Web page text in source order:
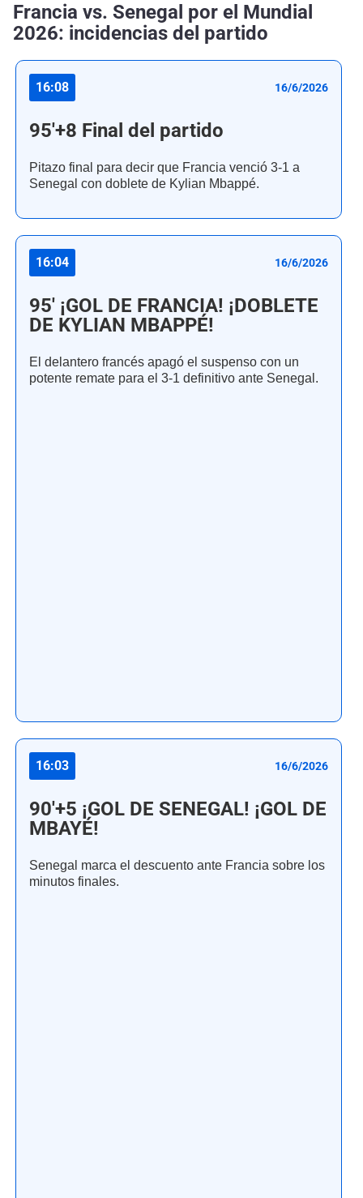
Francia vs. Senegal por el Mundial
2026: incidencias del partido
16:08 16/6/2026
95'+8 Final del partido
Pitazo final para decir que Francia venció 3-1 a
Senegal con doblete de Kylian Mbappé.
16:04 16/6/2026
95' ¡GOL DE FRANCIA! ¡DOBLETE
DE KYLIAN MBAPPÉ!
El delantero francés apagó el suspenso con un
potente remate para el 3-1 definitivo ante Senegal.
16:03 16/6/2026
90'+5 ¡GOL DE SENEGAL! ¡GOL DE
MBAYÉ!
Senegal marca el descuento ante Francia sobre los
minutos finales.